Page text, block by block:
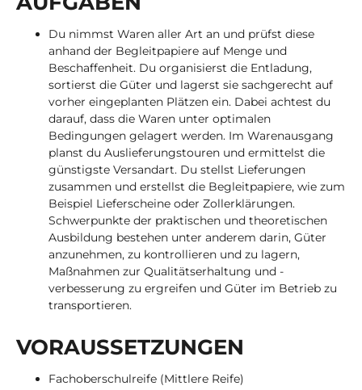
Du nimmst Waren aller Art an und prüfst diese
anhand der Begleitpapiere auf Menge und
Beschaffenheit. Du organisierst die Entladung,
sortierst die Güter und lagerst sie sachgerecht auf
vorher eingeplanten Plätzen ein. Dabei achtest du
darauf, dass die Waren unter optimalen
Bedingungen gelagert werden. Im Warenausgang
planst du Auslieferungstouren und ermittelst die
günstigste Versandart. Du stellst Lieferungen
zusammen und erstellst die Begleitpapiere, wie zum
Beispiel Lieferscheine oder Zollerklärungen.
Schwerpunkte der praktischen und theoretischen
Ausbildung bestehen unter anderem darin, Güter
anzunehmen, zu kontrollieren und zu lagern,
Maßnahmen zur Qualitätserhaltung und -
verbesserung zu ergreifen und Güter im Betrieb zu
transportieren.
VOR­AUS­SET­ZUN­GEN
Fachoberschulreife (Mittlere Reife)